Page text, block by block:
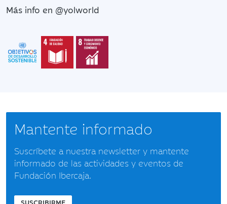
Más info en @yolworld
Mantente informado
Suscríbete a nuestra newsletter y mantente
informado de las actividades y eventos de
Fundación Ibercaja.
SUSCRIBIRME